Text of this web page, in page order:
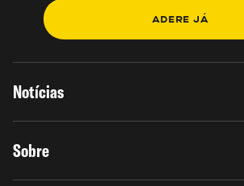
Não faça fogueiras na praia
ADERE JÁ
Notícias
Sobre